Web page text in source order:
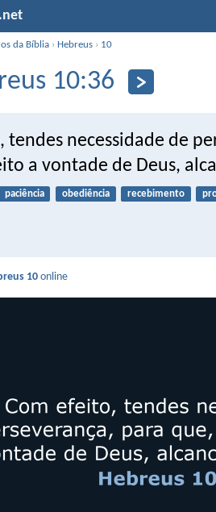
da Bíblia › Hebreus › 10
10:36
tendes necessidade de
a vontade de Deus,
paciência obediência recebimento
10 online